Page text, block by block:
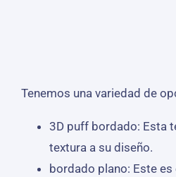
Tenemos una variedad de
3D puff bordado: Esta
textura a su diseño.
bordado plano: Este